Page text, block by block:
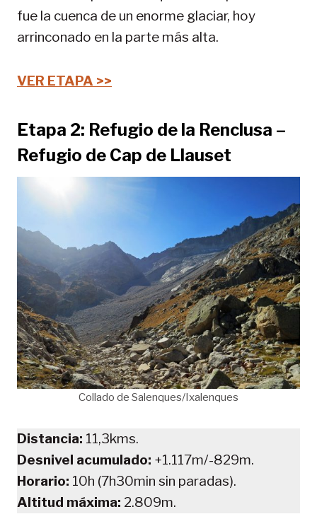
fue la cuenca de un enorme glaciar, hoy
arrinconado en la parte más alta.
VER ETAPA >>
Etapa 2: Refugio de la Renclusa –
Refugio de Cap de Llauset
Collado de Salenques/Ixalenques
Distancia: 11,3kms.
Desnivel acumulado: +1.117m/-829m.
Horario: 10h (7h30min sin paradas).
Altitud máxima: 2.809m.